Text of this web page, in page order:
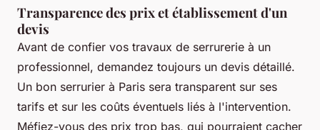
Transparence des prix et établissement d'un
devis
Avant de confier vos travaux de serrurerie à un
professionnel, demandez toujours un devis détaillé.
Un bon serrurier à Paris sera transparent sur ses
tarifs et sur les coûts éventuels liés à l'intervention.
Méfiez-vous des prix trop bas, qui pourraient cacher